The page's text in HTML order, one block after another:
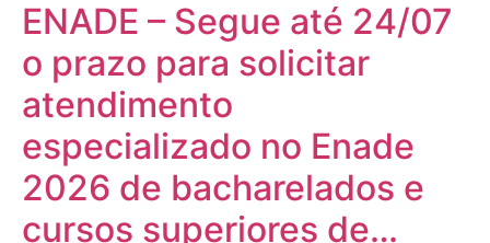
ENADE – Segue até 24/07
o prazo para solicitar
atendimento
especializado no Enade
2026 de bacharelados e
cursos superiores de…